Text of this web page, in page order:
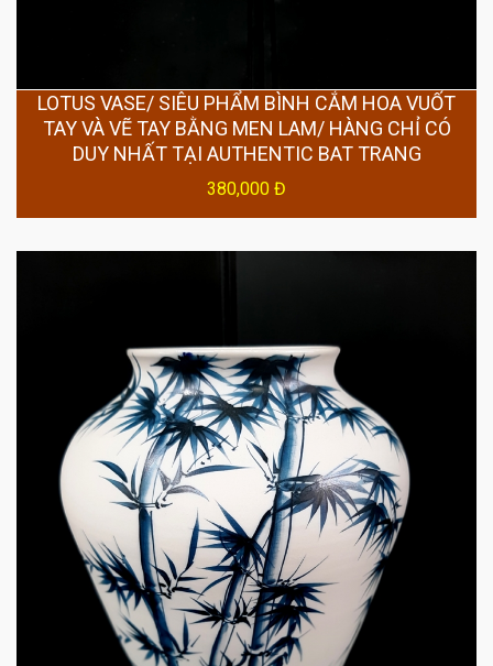
LOTUS VASE/ SIÊU PHẨM BÌNH CẮM HOA VUỐT
TAY VÀ VẼ TAY BẰNG MEN LAM/ HÀNG CHỈ CÓ
DUY NHẤT TẠI AUTHENTIC BAT TRANG
380,000 Đ